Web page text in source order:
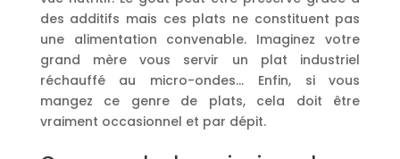
des additifs mais ces plats ne constituent pas
une alimentation convenable. Imaginez votre
grand mère vous servir un plat industriel
réchauffé au micro-ondes… Enfin, si vous
mangez ce genre de plats, cela doit être
vraiment occasionnel et par dépit.